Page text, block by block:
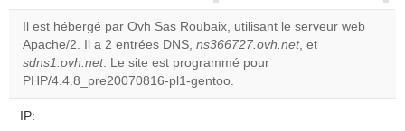
correctly.
Do you
own this
Il est hébergé par Ovh Sas Roubaix, utilisant le serveur web
Apache/2. Il a 2 entrées DNS, ns366727.ovh.net, et
sdns1.ovh.net. Le site est programmé pour
PHP/4.4.8_pre20070816-pl1-gentoo.
IP: